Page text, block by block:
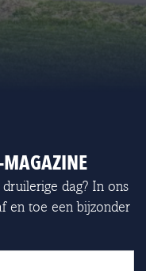
dag? In ons
en toe een bijzonder